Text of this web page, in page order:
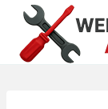
Zum
Inhalt
springen